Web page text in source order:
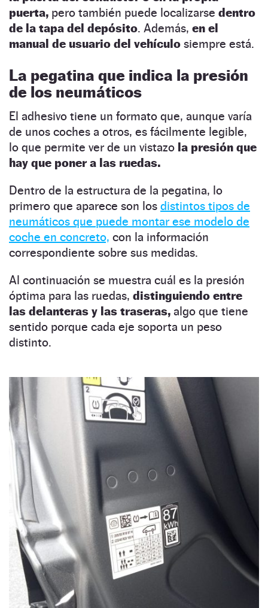
puerta, pero también puede localizarse dentro
de la tapa del depósito. Además, en el
manual de usuario del vehículo siempre está.
La pegatina que indica la presión
de los neumáticos
El adhesivo tiene un formato que, aunque varía
de unos coches a otros, es fácilmente legible,
lo que permite ver de un vistazo la presión que
hay que poner a las ruedas.
Dentro de la estructura de la pegatina, lo
primero que aparece son los distintos tipos de
neumáticos que puede montar ese modelo de
coche en concreto, con la información
correspondiente sobre sus medidas.
Al continuación se muestra cuál es la presión
óptima para las ruedas, distinguiendo entre
las delanteras y las traseras, algo que tiene
sentido porque cada eje soporta un peso
distinto.